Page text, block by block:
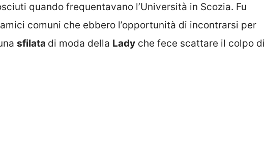
quando frequentavano l’Università in Scozia. Fu
comuni che ebbero l’opportunità di incontrarsi per
sfilata di moda della Lady che fece scattare il colpo di